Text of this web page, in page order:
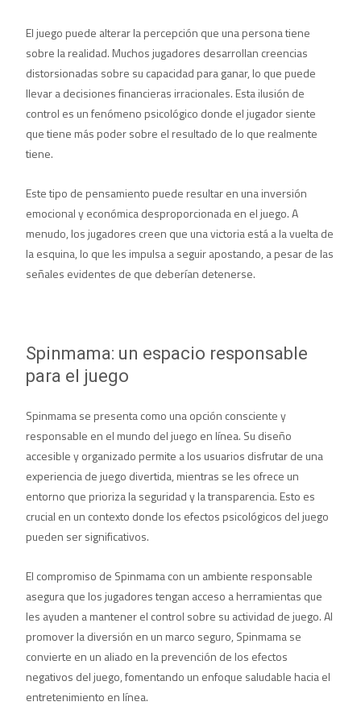
El juego puede alterar la percepción que una persona tiene
sobre la realidad. Muchos jugadores desarrollan creencias
distorsionadas sobre su capacidad para ganar, lo que puede
llevar a decisiones financieras irracionales. Esta ilusión de
control es un fenómeno psicológico donde el jugador siente
que tiene más poder sobre el resultado de lo que realmente
tiene.
Este tipo de pensamiento puede resultar en una inversión
emocional y económica desproporcionada en el juego. A
menudo, los jugadores creen que una victoria está a la vuelta de
la esquina, lo que les impulsa a seguir apostando, a pesar de las
señales evidentes de que deberían detenerse.
Spinmama: un espacio responsable
para el juego
Spinmama se presenta como una opción consciente y
responsable en el mundo del juego en línea. Su diseño
accesible y organizado permite a los usuarios disfrutar de una
experiencia de juego divertida, mientras se les ofrece un
entorno que prioriza la seguridad y la transparencia. Esto es
crucial en un contexto donde los efectos psicológicos del juego
pueden ser significativos.
El compromiso de Spinmama con un ambiente responsable
asegura que los jugadores tengan acceso a herramientas que
les ayuden a mantener el control sobre su actividad de juego. Al
promover la diversión en un marco seguro, Spinmama se
convierte en un aliado en la prevención de los efectos
negativos del juego, fomentando un enfoque saludable hacia el
entretenimiento en línea.